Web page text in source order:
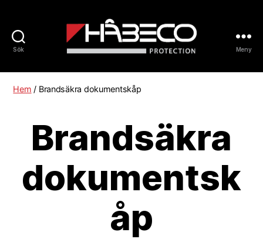
Sök
Sverige
Meny
Hem / Brandsäkra dokumentskåp
Brandsäkra
dokumentsk
åp